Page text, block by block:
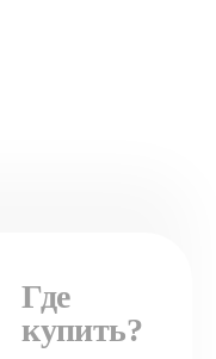
Где
купить?